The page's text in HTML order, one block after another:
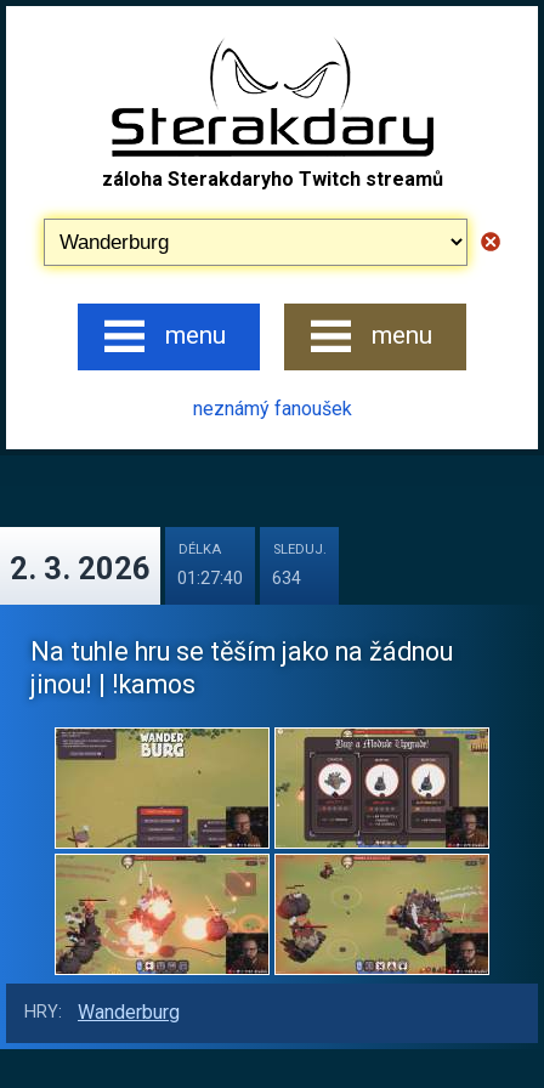
záloha Sterakdaryho Twitch streamů
menu menu
neznámý fanoušek
2. 3. 2026
DÉLKA
01:27:40
SLEDUJ.
634
Na tuhle hru se těším jako na žádnou
jinou! | !kamos
HRY: Wanderburg